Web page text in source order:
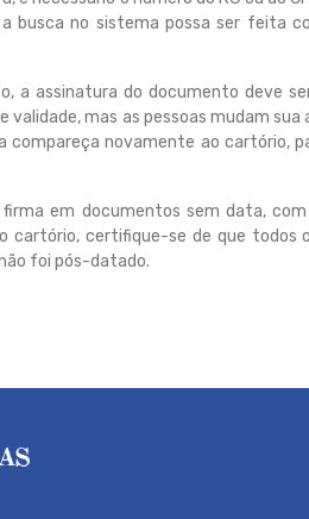
busca no sistema possa ser feita
a assinatura do documento deve
mas as pessoas mudam
compareça novamente ao cartório,
em documentos sem data,
cartório, certifique-se de que todos
foi pós-datado.